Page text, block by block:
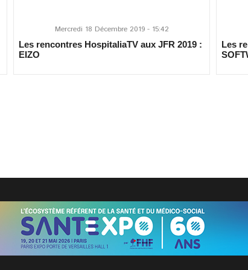
Mercredi 18 Décembre 2019 - 15:42
Les rencontres HospitaliaTV aux JFR 2019 :
EIZO
Les